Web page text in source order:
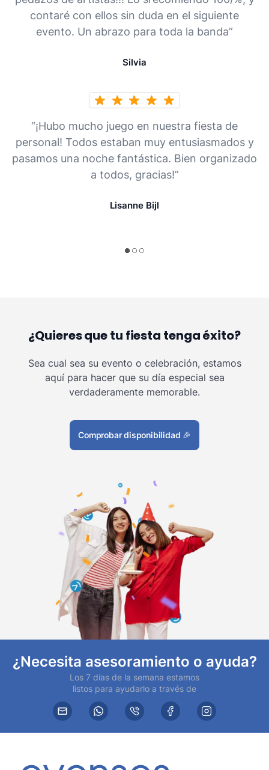
contaré con ellos sin duda en el siguiente
evento. Un abrazo para toda la banda”
Silvia
“¡Hubo mucho juego en nuestra fiesta de
personal! Todos estaban muy entusiasmados y
pasamos una noche fantástica. Bien organizado
a todos, gracias!”
Lisanne Bijl
¿Quieres que tu fiesta tenga éxito?
Sea cual sea su evento o celebración, estamos
aquí para hacer que su día especial sea
verdaderamente memorable.
Comprobar disponibilidad 🎉
¿Necesita asesoramiento o ayuda?
Los 7 días de la semana estamos
listos para ayudarlo a través de